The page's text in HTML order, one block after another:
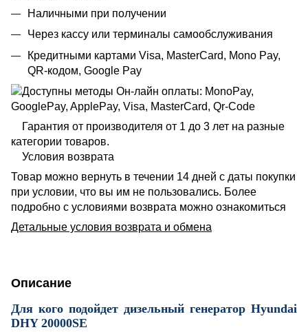
Наличными при получении
Через кассу или терминалы самообслуживания
Кредитными картами Visa, MasterCard, Mono Pay,
QR-кодом, Google Pay
Гарантия от производителя от 1 до 3 лет на разные
категории товаров.
Условия возврата
Товар можно вернуть в течении 14 дней с даты покупки
при условии, что вы им не пользовались. Более
подробно с условиями возврата можно ознакомиться
Детальные условия возврата и обмена
Описание
Для кого подойдет дизельный генератор Hyundai
DHY 20000SE